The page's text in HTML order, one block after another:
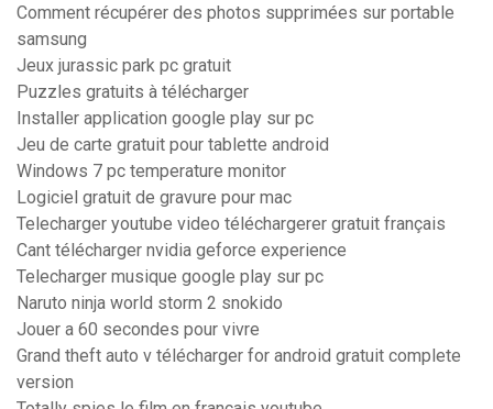
Comment récupérer des photos supprimées sur portable
samsung
Jeux jurassic park pc gratuit
Puzzles gratuits à télécharger
Installer application google play sur pc
Jeu de carte gratuit pour tablette android
Windows 7 pc temperature monitor
Logiciel gratuit de gravure pour mac
Telecharger youtube video téléchargerer gratuit français
Cant télécharger nvidia geforce experience
Telecharger musique google play sur pc
Naruto ninja world storm 2 snokido
Jouer a 60 secondes pour vivre
Grand theft auto v télécharger for android gratuit complete
version